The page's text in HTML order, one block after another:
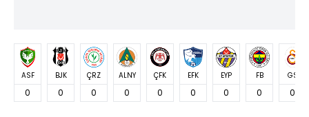
ASF
0
BJK
0
ÇRZ
0
ALNY
0
ÇFK
0
EFK
0
EYP
0
FB
0
GS
0